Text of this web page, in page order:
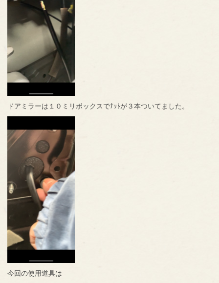
ドアミラーは１０ミリボックスでﾅｯﾄが３本ついてました。
今回の使用道具は